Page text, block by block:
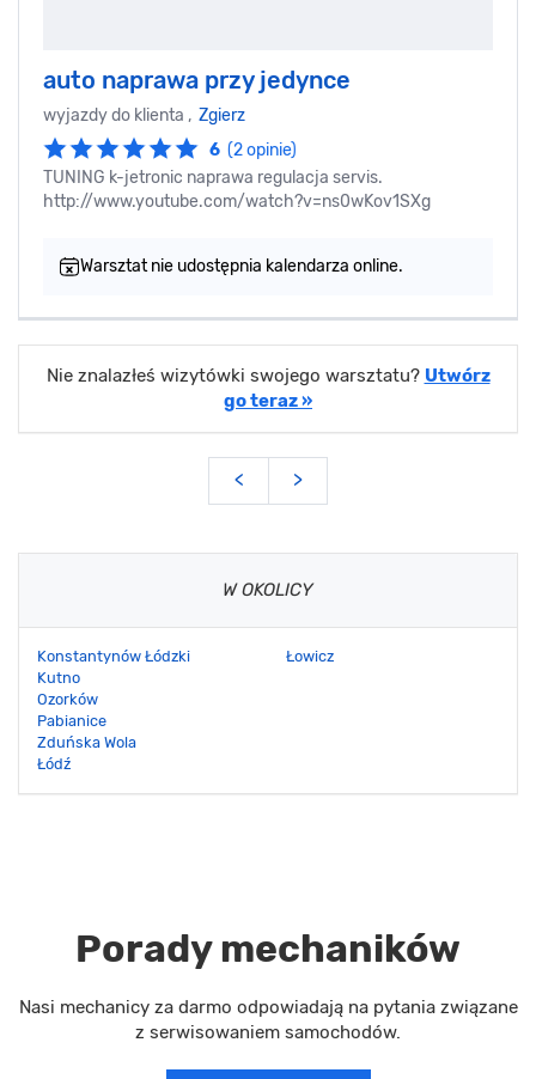
auto naprawa przy jedynce
wyjazdy do klienta , Zgierz
6 (2 opinie)
TUNING k-jetronic naprawa regulacja servis.
http://www.youtube.com/watch?v=ns0wKov1SXg
Warsztat nie udostępnia kalendarza online.
Nie znalazłeś wizytówki swojego warsztatu? Utwórz
go teraz »
< >
W OKOLICY
Konstantynów Łódzki
Kutno
Ozorków
Pabianice
Zduńska Wola
Łódź
Łowicz
Porady mechaników
Nasi mechanicy za darmo odpowiadają na pytania związane
z serwisowaniem samochodów.